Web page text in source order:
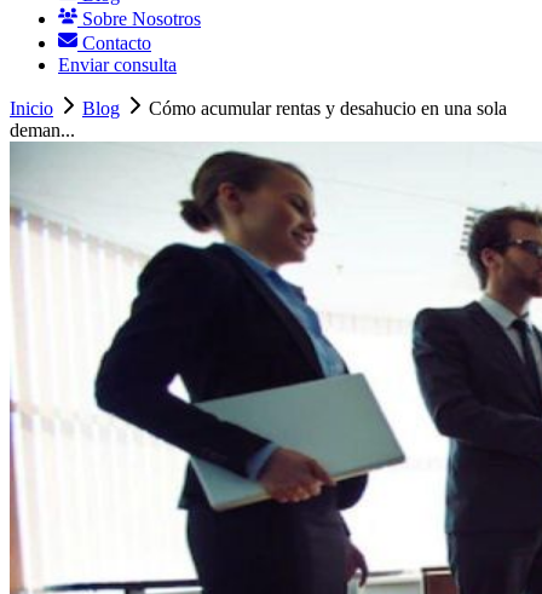
Sobre Nosotros
Contacto
Enviar consulta
Inicio Blog
Cómo acumular rentas y desahucio en una sola
deman...